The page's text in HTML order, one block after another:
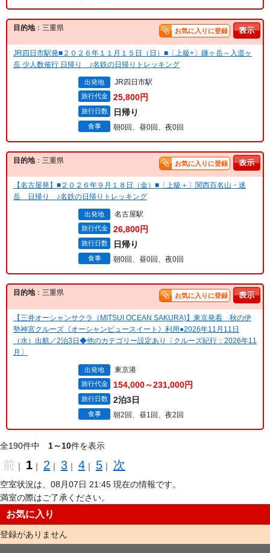
目的地：三重県 お気に入りに登録
JR四日市駅発■２０２６年１１月１５日（日）■〔上級+〕鎌ヶ岳～入道ヶ
岳 少人数催行 日帰り ♪名鉄の日帰りトレッキング
出発地 JR四日市駅
旅行代金 25,800円
旅行日数 日帰り
食事 朝0回、昼0回、夜0回
目的地：三重県 お気に入りに登録
【名古屋発】■２０２６年９月１８日（金）■〔上級＋〕関西百名山・迷
岳 日帰り ♪名鉄の日帰りトレッキング
出発地 名古屋駅
旅行代金 26,800円
旅行日数 日帰り
食事 朝0回、昼0回、夜0回
目的地：三重県 お気に入りに登録
【三井オーシャンサクラ（MITSUI OCEAN SAKURA)】東京発着 秋の伊
勢神宮クルーズ《オーシャンビュースイート》利用●2026年11月11日
（水）出航／2泊3日◆他のカテゴリー設定あり〔クルーズ紀行：2026年11
月〕
出発地 東京港
旅行代金 154,000～231,000円
旅行日数 2泊3日
食事 朝2回、昼1回、夜2回
全190件中 1～10件を表示
前 ｜ 1 ｜ 2 ｜ 3 ｜ 4 ｜ 5 ｜ 次
空室状況は、08月07日 21:45 現在の情報です。
満室の際はご了承ください。
お気に入り
登録がありません